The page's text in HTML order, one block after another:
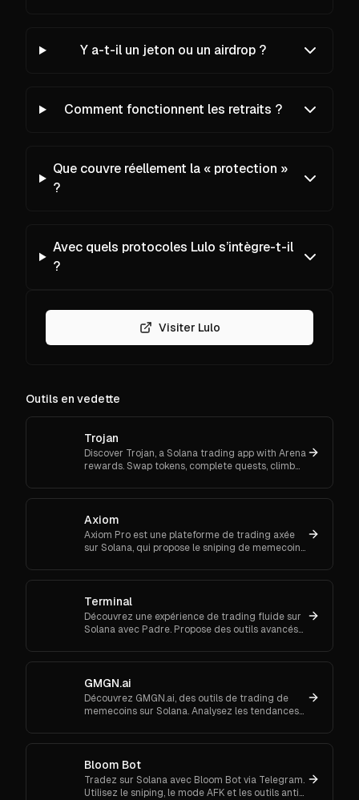
Y a-t-il un jeton ou un airdrop ?
Comment fonctionnent les retraits ?
Que couvre réellement la « protection »
?
Avec quels protocoles Lulo s’intègre-t-il
?
Visiter Lulo
Outils en vedette
Trojan
Discover Trojan, a Solana trading app with Arena
rewards. Swap tokens, complete quests, climb
now and start earn
Axiom
Axiom Pro est une plateforme de trading axée
sur Solana, qui propose le sniping de memecoins,
Terminal
Découvrez une expérience de trading fluide sur
Solana avec Padre. Propose des outils avancés
portefeuille.
GMGN.ai
Découvrez GMGN.ai, des outils de trading de
memecoins sur Solana. Analysez les tendances
des swaps inter-chaînes.
Bloom Bot
Tradez sur Solana avec Bloom Bot via Telegram.
Utilisez le sniping, le mode AFK et les outils anti-